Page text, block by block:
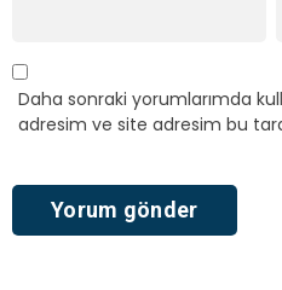
Daha sonraki yorumlarımda
adresim ve site adresim bu